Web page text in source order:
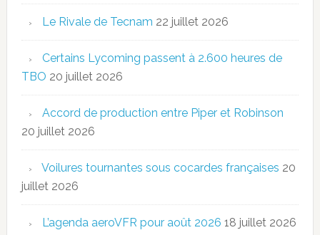
Le Rivale de Tecnam 22 juillet 2026
Certains Lycoming passent à 2.600 heures de
TBO 20 juillet 2026
Accord de production entre Piper et Robinson
20 juillet 2026
Voilures tournantes sous cocardes françaises 20
juillet 2026
L’agenda aeroVFR pour août 2026 18 juillet 2026